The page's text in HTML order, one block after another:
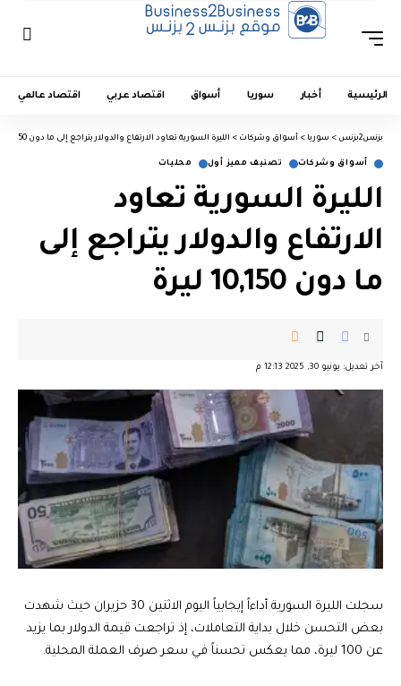
الرئيسية أخبار سوريا أسواق اقتصاد عربي اقتصاد عالمي
بزنس2بزنس > سوريا > أسواق وشركات > الليرة السورية تعاود الارتفاع والدولار يتراجع إلى ما دون 10,150 ليرة
أسواق وشركات تصنيف مميز أول محليات
الليرة السورية تعاود
الارتفاع والدولار يتراجع إلى
ما دون 10,150 ليرة
آخر تعديل: يونيو 30, 2025 12:13 م
سجلت الليرة السورية أداءاً إيجابياً اليوم الاثنين 30 حزيران حيث شهدت
بعض التحسن خلال بداية التعاملات، إذ تراجعت قيمة الدولار بما يزيد
عن 100 ليرة، مما يعكس تحسناً في سعر صرف العملة المحلية.